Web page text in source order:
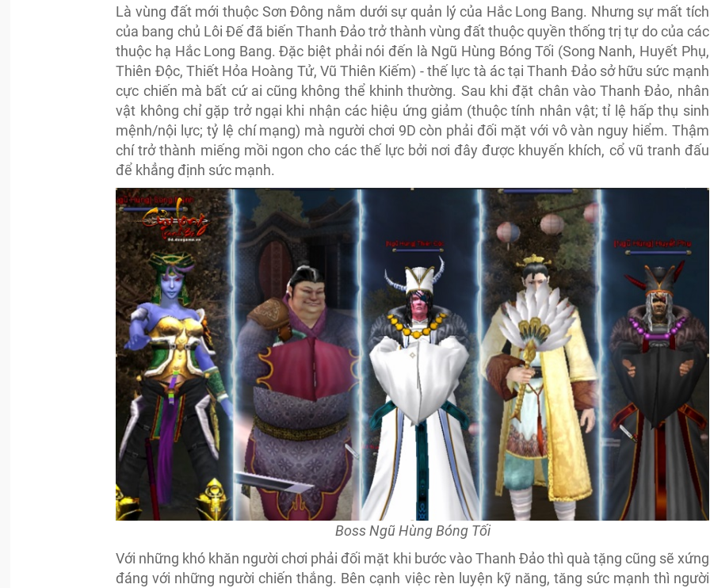
Là vùng đất mới thuộc Sơn Đông nằm dưới sự quản lý của Hắc Long Bang. Nhưng sự mất tích
của bang chủ Lôi Đế đã biến Thanh Đảo trở thành vùng đất thuộc quyền thống trị tự do của các
thuộc hạ Hắc Long Bang. Đặc biệt phải nói đến là Ngũ Hùng Bóng Tối (Song Nanh, Huyết Phụ,
Thiên Độc, Thiết Hỏa Hoàng Tử, Vũ Thiên Kiếm) - thế lực tà ác tại Thanh Đảo sở hữu sức mạnh
cực chiến mà bất cứ ai cũng không thể khinh thường. Sau khi đặt chân vào Thanh Đảo, nhân
vật không chỉ gặp trở ngại khi nhận các hiệu ứng giảm (thuộc tính nhân vật; tỉ lệ hấp thụ sinh
mệnh/nội lực; tỷ lệ chí mạng) mà người chơi 9D còn phải đối mặt với vô vàn nguy hiểm. Thậm
chí trở thành miếng mồi ngon cho các thế lực bởi nơi đây được khuyến khích, cổ vũ tranh đấu
để khẳng định sức mạnh.
Boss Ngũ Hùng Bóng Tối
Với những khó khăn người chơi phải đối mặt khi bước vào Thanh Đảo thì quà tặng cũng sẽ xứng
đáng với những người chiến thắng. Bên cạnh việc rèn luyện kỹ năng, tăng sức mạnh thì người